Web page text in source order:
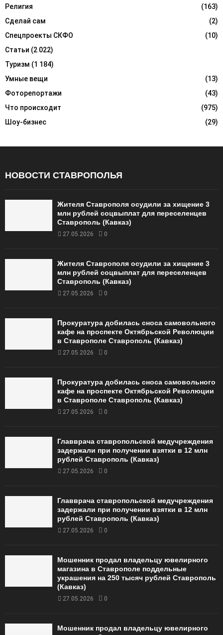
Религия
(163)
Сделай сам
(2)
Спецпроекты СКФО
(10)
Статьи (2 022)
Туризм (1 184)
Умные вещи
(13)
Фоторепортажи
(43)
Что происходит
(975)
Шоу-бизнес
(29)
НОВОСТИ СТАВРОПОЛЬЯ
Жителя Ставрополя осудили за хищение 3
млн рублей соцвыплат для переселенцев
Ставрополь (Кавказ)
27.05.2026 0
Жителя Ставрополя осудили за хищение 3
млн рублей соцвыплат для переселенцев
Ставрополь (Кавказ)
27.05.2026 0
Прокуратура добилась сноса самовольного
кафе на проспекте Октябрьской Революции
в Ставрополе Ставрополь (Кавказ)
27.05.2026 0
Прокуратура добилась сноса самовольного
кафе на проспекте Октябрьской Революции
в Ставрополе Ставрополь (Кавказ)
27.05.2026 0
Главврача ставропольской медучреждения
задержали при получении взятки в 12 млн
рублей Ставрополь (Кавказ)
27.05.2026 0
Главврача ставропольской медучреждения
задержали при получении взятки в 12 млн
рублей Ставрополь (Кавказ)
27.05.2026 0
Мошенник продал владельцу ювелирного
магазина в Ставрополе поддельные
украшения на 250 тысяч рублей Ставрополь
(Кавказ)
27.05.2026 0
Мошенник продал владельцу ювелирного